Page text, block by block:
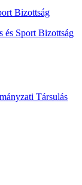
Bizottság
és Sport Bizottság
Társulás